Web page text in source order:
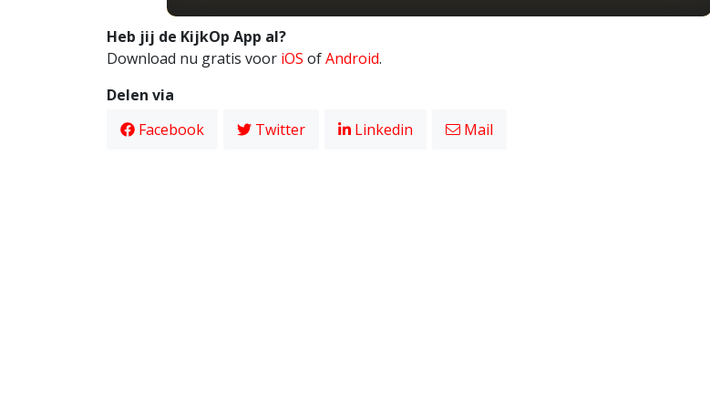
Heb jij de KijkOp App al?
Download nu gratis voor iOS ofAndroid.
Delen via
Facebook
Twitter Linkedin Mail